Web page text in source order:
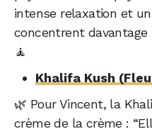
intense relaxation et
concentrent davantage
🧘
Khalifa Kush
🌿 Pour Vincent, la
crème de la crème :